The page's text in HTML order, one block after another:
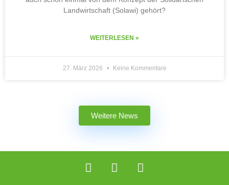
Landwirtschaft (Solawi) gehört?
WEITERLESEN »
27. März 2026 Keine Kommentare
Weitere News